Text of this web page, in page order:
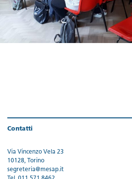
Contatti
Via Vincenzo Vela 23
10128, Torino
segreteria@mesap.it